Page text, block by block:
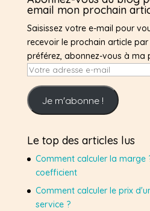
email mon prochain
Saisissez votre e-mail pour
recevoir le prochain article par
préférez, abonnez-vous à ma
Votre
adresse
e-
mail
Je m'abonne !
Le top des articles lus
Comment calculer la marge
coefficient
Comment calculer le prix
service ?